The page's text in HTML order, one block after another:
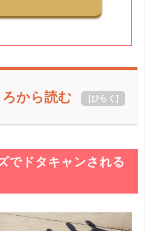
から読む [ひらく ]
でドタキャンされる